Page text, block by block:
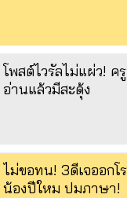
โพสต์ไวรัลไม่แผ่ว! ค
อ่านแล้วมีสะดุ้ง
ไม่ขอทน! 3ดีเจออก
น้องปีใหม ปมภาษา!